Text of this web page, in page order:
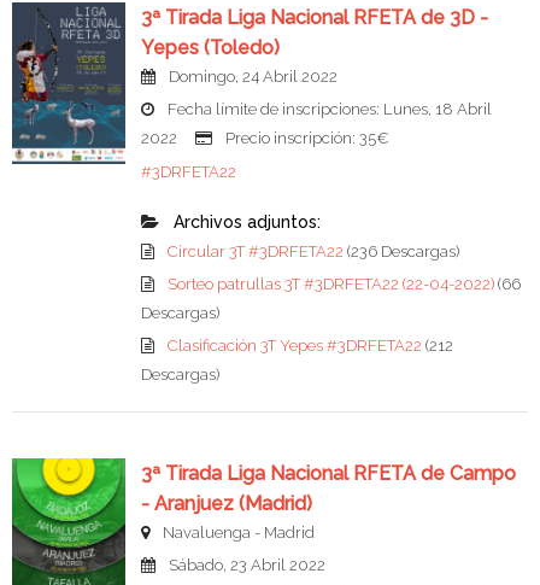
3ª Tirada Liga Nacional RFETA de 3D -
Yepes (Toledo)
Domingo, 24 Abril 2022
Fecha límite de inscripciones: Lunes, 18 Abril
2022
Precio inscripción: 35€
#3DRFETA22
Archivos adjuntos:
Circular 3T #3DRFETA22 (236 Descargas)
Sorteo patrullas 3T #3DRFETA22 (22-04-2022) (66
Descargas)
Clasificación 3T Yepes #3DRFETA22 (212
Descargas)
3ª Tirada Liga Nacional RFETA de Campo
- Aranjuez (Madrid)
Navaluenga - Madrid
Sábado, 23 Abril 2022